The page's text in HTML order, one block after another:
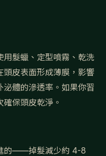
用髮蠟、定型噴霧、乾洗
頭皮表面形成薄膜，影響
體的滲透率。如果你習
保頭皮乾淨。
的——掉髮減少約 4-8